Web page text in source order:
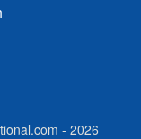
- 2026